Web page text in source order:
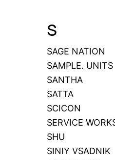
S
SAGE NATION
SAMPLE. UNITS
SANTHA
SATTA
SCICON
SERVICE
SHU
SINIY VSADNIK